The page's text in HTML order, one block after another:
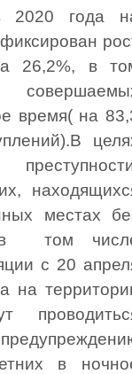
2020 года
26,2%, в
время( на
местах
том
с 20
на
в